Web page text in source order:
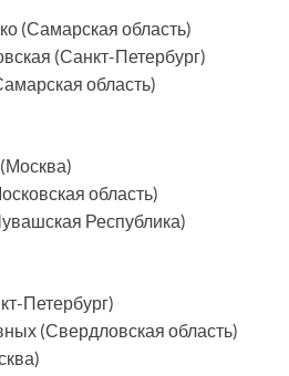
(Самарская область)
(Санкт-Петербург)
область)
область)
Республика)
Петербург)
(Свердловская область)